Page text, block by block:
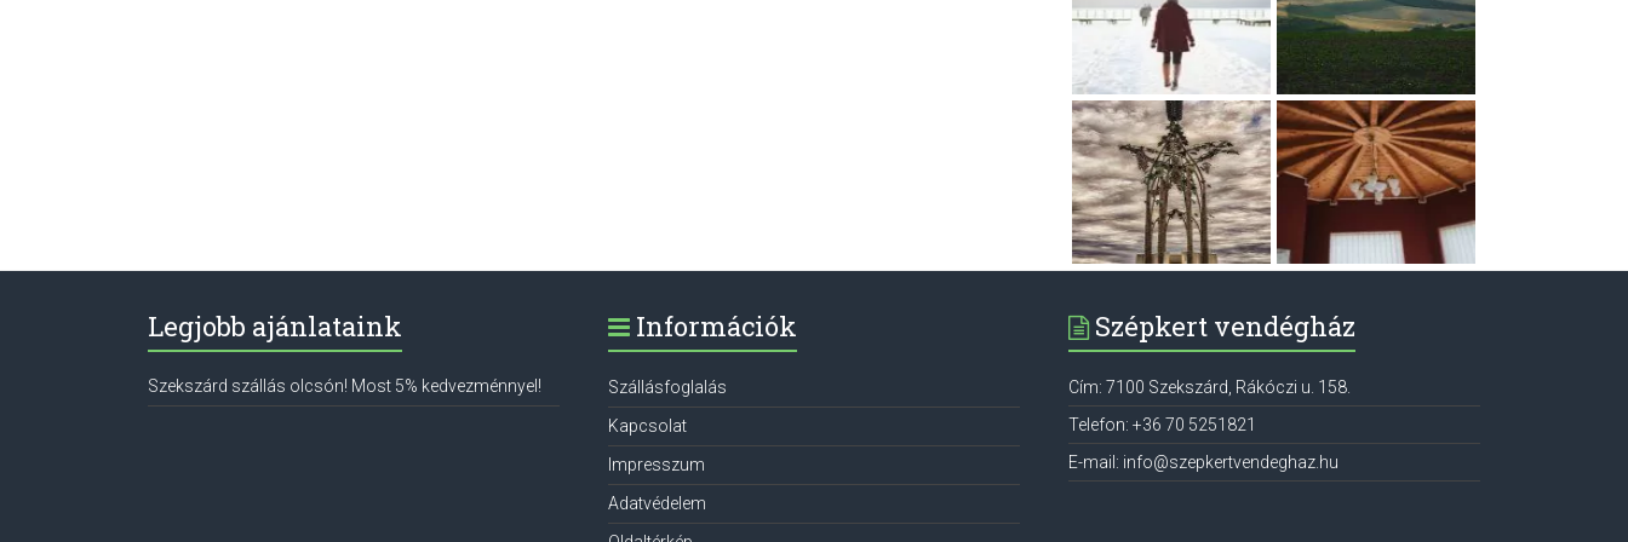
Legjobb ajánlataink
Szekszárd szállás olcsón! Most 5% kedvezménnyel!
Információk
Szállásfoglalás
Kapcsolat
Impresszum
Adatvédelem
Szépkert vendégház
Cím: 7100 Szekszárd Rákóczi u. 158.
Telefon:+36 70 5251821
E-mail: info@szepkertvendeghaz.hu